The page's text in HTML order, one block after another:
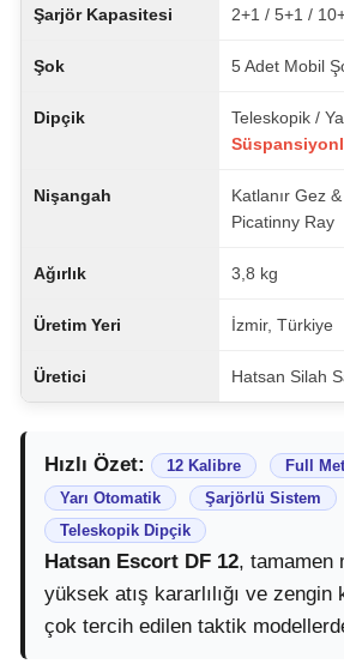
Şarjör Kapasitesi 2+1 / 5+1 /
Şok 5 Adet Mobil
Dipçik
Teleskopik /
Nişangah
Katlanır Gez
Picatinny Ray
Ağırlık 3,8 kg
Üretim Yeri İzmir, Türkiye
Üretici Hatsan Silah
Hızlı Özet: 12 Kalibre
Full
Yarı Otomatik
Şarjörlü Sistem
Teleskopik Dipçik
Hatsan Escort DF 12, tamamen
yüksek atış kararlılığı ve
çok tercih edilen taktik